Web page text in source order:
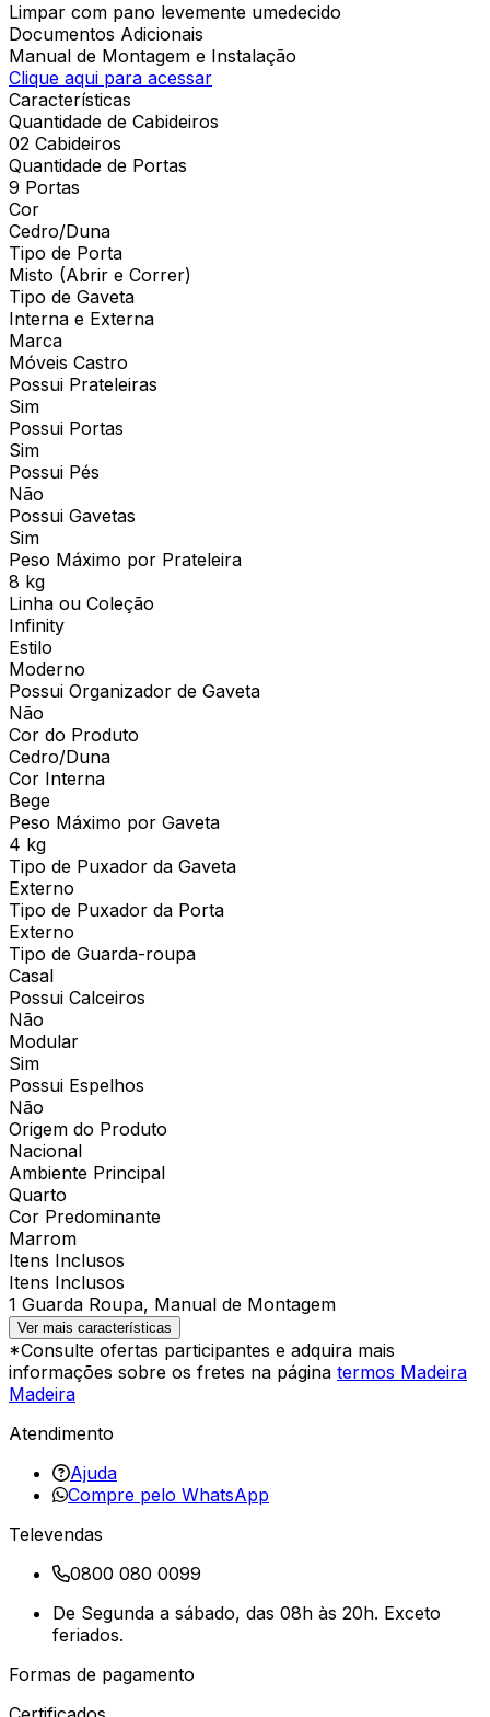
Limpar com pano levemente umedecido
Documentos Adicionais
Manual de Montagem e Instalação
Clique aqui para acessar
Características
Quantidade de Cabideiros
02 Cabideiros
Quantidade de Portas
9 Portas
Cor
Cedro/Duna
Tipo de Porta
Misto (Abrir e Correr)
Tipo de Gaveta
Interna e Externa
Marca
Móveis Castro
Possui Prateleiras
Sim
Possui Portas
Sim
Possui Pés
Não
Possui Gavetas
Sim
Peso Máximo por Prateleira
8 kg
Linha ou Coleção
Infinity
Estilo
Moderno
Possui Organizador de Gaveta
Não
Cor do Produto
Cedro/Duna
Cor Interna
Bege
Peso Máximo por Gaveta
4 kg
Tipo de Puxador da Gaveta
Externo
Tipo de Puxador da Porta
Externo
Tipo de Guarda-roupa
Casal
Possui Calceiros
Não
Modular
Sim
Possui Espelhos
Não
Origem do Produto
Nacional
Ambiente Principal
Quarto
Cor Predominante
Marrom
Itens Inclusos
Itens Inclusos
1 Guarda Roupa, Manual de Montagem
Ver mais características
*Consulte ofertas participantes e adquira mais
informações sobre os fretes na página termos Madeira
Madeira
Atendimento
Ajuda
Compre pelo WhatsApp
Televendas
0800 080 0099
De Segunda a sábado, das 08h às 20h. Exceto
feriados.
Formas de pagamento